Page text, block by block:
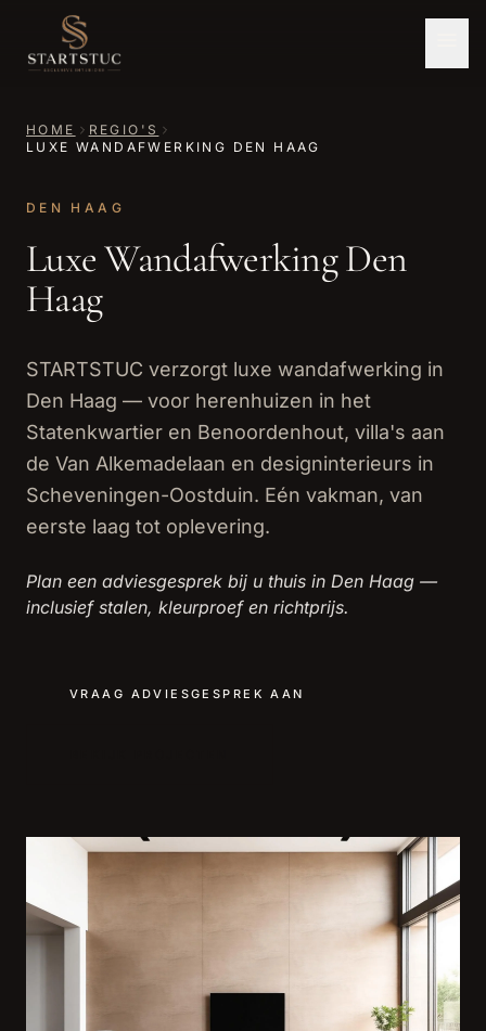
HOME
REGIO'S
LUXE WANDAFWERKING DEN HAAG
DEN HAAG
Luxe Wandafwerking Den
Haag
STARTSTUC verzorgt luxe wandafwerking in
Den Haag — voor herenhuizen in het
Statenkwartier en Benoordenhout, villa's aan
de Van Alkemadelaan en designinterieurs in
Scheveningen-Oostduin. Eén vakman, van
eerste laag tot oplevering.
Plan een adviesgesprek bij u thuis in Den Haag —
inclusief stalen, kleurproef en richtprijs.
VRAAG ADVIESGESPREK AAN